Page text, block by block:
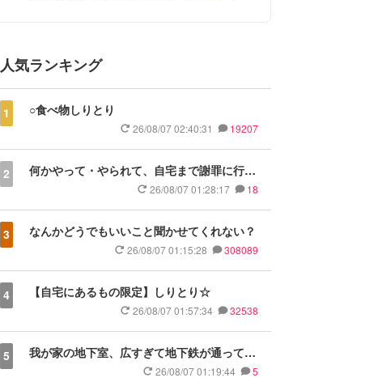
人気ランキング
1 ○食べ物しりとり
26/08/07 02:40:31 19207
2
何かやって・やられて、自宅まで謝罪に行
く・来られるって、正直どう思う？
26/08/07 01:28:17 18
3 なんかどうでもいいこと聞かせてくれない？
26/08/07 01:15:28 308089
4 【自宅にあるもの限定】しりとり☆
26/08/07 01:57:34 32538
5
我が家の地下室、広すぎて地下鉄が通ってま
26/08/07 01:19:44 5